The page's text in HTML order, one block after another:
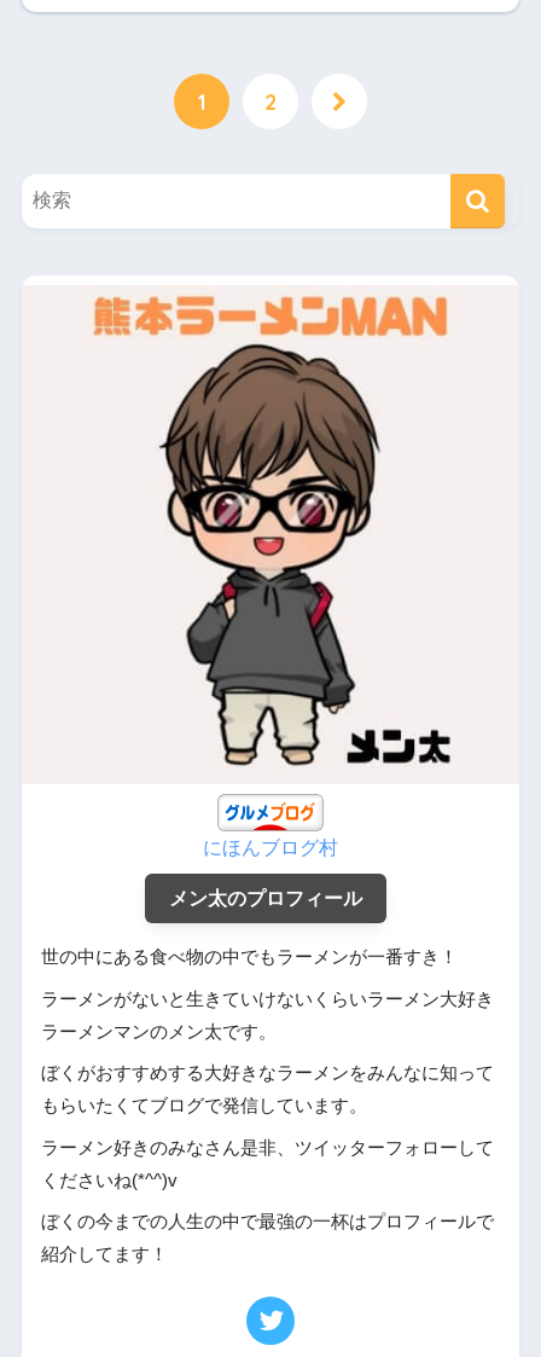
1 2
にほんブログ村
メン太のプロフィール
世の中にある食べ物の中でもラーメンが一番すき！
ラーメンがないと生きていけないくらいラーメン大好き
ラーメンマンのメン太です。
ぼくがおすすめする大好きなラーメンをみんなに知って
もらいたくてブログで発信しています。
ラーメン好きのみなさん是非、ツイッターフォローして
くださいね(*^^)v
ぼくの今までの人生の中で最強の一杯はプロフィールで
紹介してます！